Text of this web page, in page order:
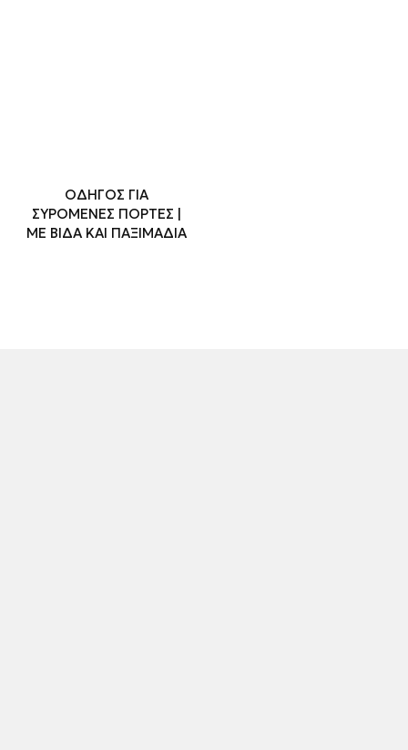
ΟΔΗΓΟΣ ΓΙΑ
ΣΥΡΟΜΕΝΕΣ ΠΟΡΤΕΣ |
ΜΕ ΒΙΔΑ ΚΑΙ ΠΑΞΙΜΑΔΙΑ